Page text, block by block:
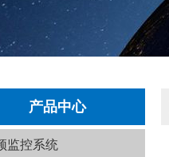
产品中心
监控系统